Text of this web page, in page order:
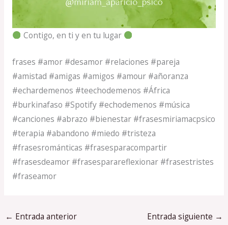
Contigo, en ti y en tu lugar
frases #amor #desamor #relaciones #pareja
#amistad #amigas #amigos #amour #añoranza
#echardemenos #teechodemenos #África
#burkinafaso #Spotify #echodemenos #música
#canciones #abrazo #bienestar #frasesmiriamacpsico
#terapia #abandono #miedo #tristeza
#frasesrománticas #frasesparacompartir
#frasesdeamor #frasesparareflexionar #frasestristes
#fraseamor
← Entrada anterior Entrada siguiente →